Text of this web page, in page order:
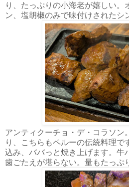
り、たっぷりの小海老が嬉しい。
ン、塩胡椒のみで味付けされたシ
アンティクーチョ・デ・コラソン
り、こちらもペルーの伝統料理で
込み、ババっと焼き上げます。牛
歯ごたえが堪らない。量もたっぷ